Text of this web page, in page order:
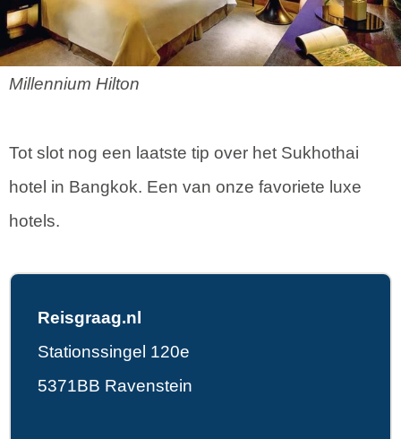
Millennium Hilton
Tot slot nog een laatste tip over het Sukhothai
hotel in Bangkok. Een van onze favoriete luxe
hotels.
Reisgraag.nl
Stationssingel 120e
5371BB Ravenstein